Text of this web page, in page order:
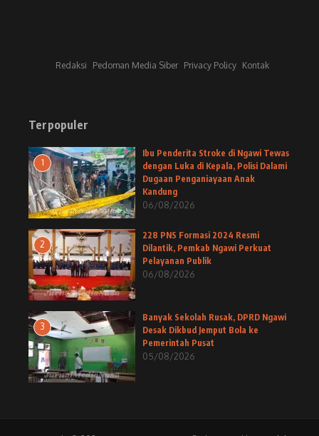
Redaksi Pedoman Media Siber Privacy Policy Kontak
Terpopuler
1
Ibu Penderita Stroke di Ngawi Tewas
dengan Luka di Kepala, Polisi Dalami
Dugaan Penganiayaan Anak
Kandung
06/08/2026
2
228 PNS Formasi 2024 Resmi
Dilantik, Pemkab Ngawi Perkuat
Pelayanan Publik
06/08/2026
3
Banyak Sekolah Rusak, DPRD Ngawi
Desak Dikbud Jemput Bola ke
Pemerintah Pusat
05/08/2026